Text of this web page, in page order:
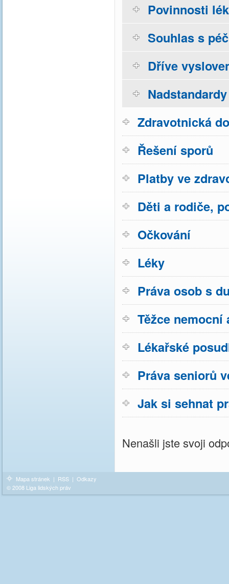
Povinnosti
Souhlas s
Dříve
Zdravotnická
Řešení sporů
Platby ve
Děti a rodiče,
Očkování
Léky
Práva osob s
Těžce
Lékařské
Práva seniorů
Jak si sehnat
Nenašli jste svoji
Mapa stránek | RSS | Odkazy
© 2008 Liga lidských práv